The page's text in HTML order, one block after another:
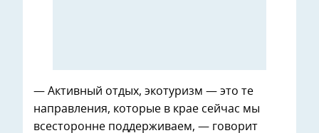
— Активный отдых, экотуризм — это те
направления, которые в крае сейчас мы
всесторонне поддерживаем, — говорит